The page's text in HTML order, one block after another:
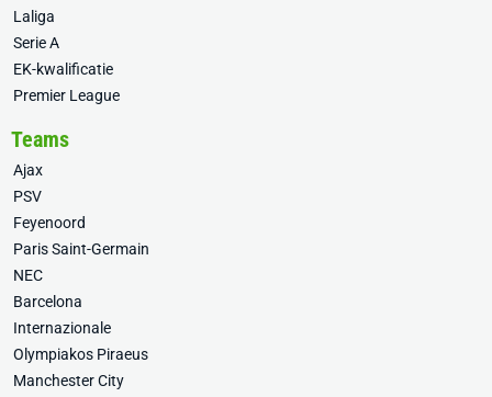
Laliga
Serie A
EK-kwalificatie
Premier League
Teams
Ajax
PSV
Feyenoord
Paris Saint-Germain
NEC
Barcelona
Internazionale
Olympiakos Piraeus
Manchester City